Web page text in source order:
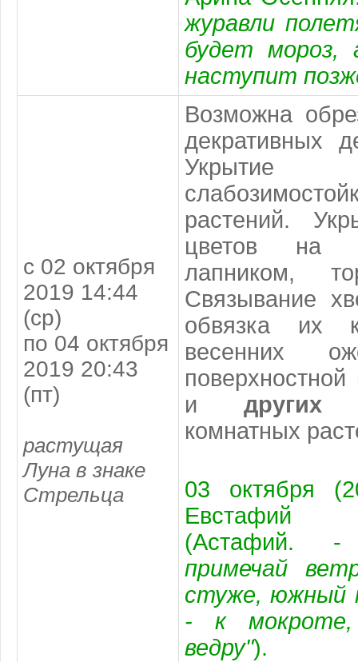
журавли
будет
наступит
с 02 октября
2019 14:44
(ср)
по 04 октября
2019 20:43
(пт)
растущая
Луна в знаке
Стрельца
Возможна
декративных
растений.
цветов на
лапником,
Связывание
обвязка их
весенних
и других
комнатных
03 октября
Евстафий
примечай
стуже, южный
- к
ведру").